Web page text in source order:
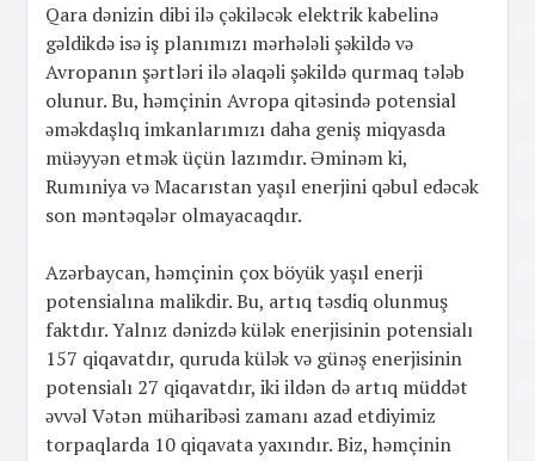
Qara dənizin dibi ilə çəkiləcək elektrik kabelinə
gəldikdə isə iş planımızı mərhələli şəkildə və
Avropanın şərtləri ilə əlaqəli şəkildə qurmaq tələb
olunur. Bu, həmçinin Avropa qitəsində potensial
əməkdaşlıq imkanlarımızı daha geniş miqyasda
müəyyən etmək üçün lazımdır. Əminəm ki,
Rumıniya və Macarıstan yaşıl enerjini qəbul edəcək
son məntəqələr olmayacaqdır.
Azərbaycan, həmçinin çox böyük yaşıl enerji
potensialına malikdir. Bu, artıq təsdiq olunmuş
faktdır. Yalnız dənizdə külək enerjisinin potensialı
157 qiqavatdır, quruda külək və günəş enerjisinin
potensialı 27 qiqavatdır, iki ildən də artıq müddət
əvvəl Vətən müharibəsi zamanı azad etdiyimiz
torpaqlarda 10 qiqavata yaxındır. Biz, həmçinin